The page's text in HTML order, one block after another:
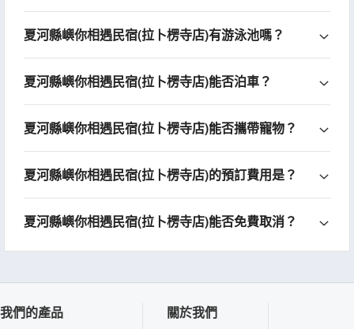
夏河縣嶼你相遇民宿(拉卜楞寺店)有游泳池嗎？
夏河縣嶼你相遇民宿(拉卜楞寺店)能否泊車？
夏河縣嶼你相遇民宿(拉卜楞寺店)能否攜帶寵物？
夏河縣嶼你相遇民宿(拉卜楞寺店)的預訂費用是？
夏河縣嶼你相遇民宿(拉卜楞寺店)能否免費取消？
我們的產品 關於我們